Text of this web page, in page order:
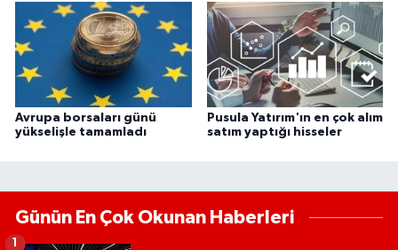
Avrupa borsaları günü
yükselişle tamamladı
Pusula Yatırım'ın en çok alım
satım yaptığı hisseler
Günün En Çok Okunan Haberleri